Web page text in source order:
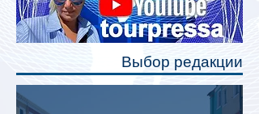
каждого спального места. Они
позволят пассажирам закрыть свою
полку во время сна или отдыха,
Выбор редакции